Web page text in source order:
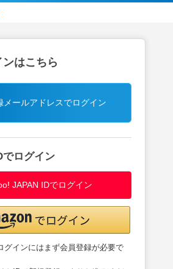
はこちら
メールアドレスでログイン
でログイン
JAPAN IDでログイン
グインにはまず会員登録が必要で